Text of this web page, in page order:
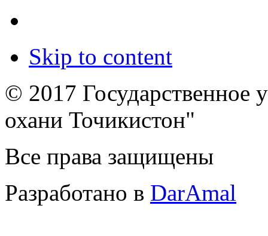
Skip to content
© 2017 Государственное
охани Точикистон"
Все права защищены
Разработано в DarAmal